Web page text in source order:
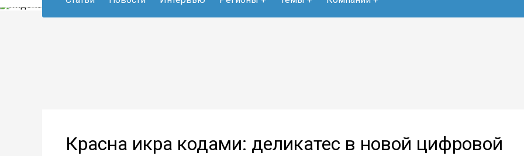
Красна икра кодами: деликатес в новой цифровой